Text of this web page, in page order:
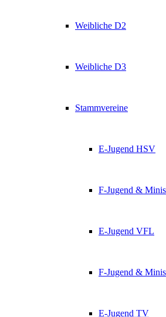
Weibliche D2
Weibliche D3
Stammvereine
E-Jugend HSV
F-Jugend &
E-Jugend VFL
F-Jugend &
E-Jugend TV